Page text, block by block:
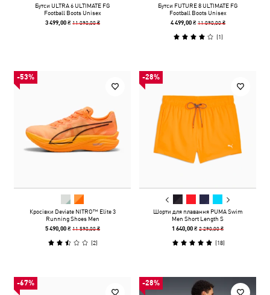
Бутси ULTRA 6 ULTIMATE FG
Football Boots Unisex
3 499,00 ₴ 11 090,00 ₴
Бутси FUTURE 8 ULTIMATE FG
Football Boots Unisex
4 499,00 ₴ 11 090,00 ₴
(1)
-53%
Кросівки Deviate NITRO™ Elite 3
Running Shoes Men
5 490,00 ₴ 11 590,00 ₴
(2)
-28%
Шорти для плавання PUMA Swim
Men Short Length S
1 640,00 ₴2 290,00 ₴
(18)
-67% -28%